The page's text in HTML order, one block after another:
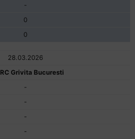
-
0
0
28.03.2026
RC Grivita Bucuresti
-
-
-
-